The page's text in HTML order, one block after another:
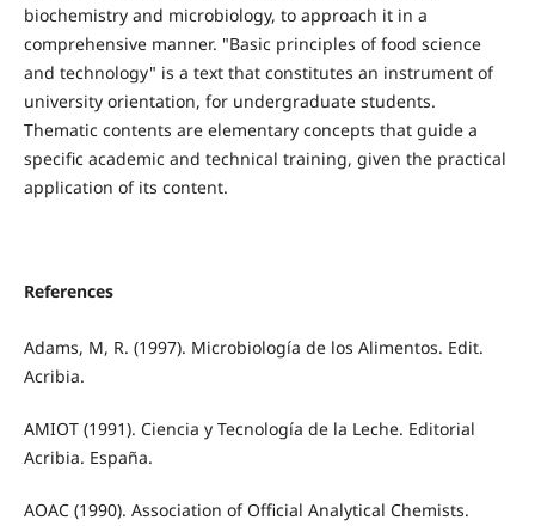
biochemistry and microbiology, to approach it in a
comprehensive manner. "Basic principles of food science
and technology" is a text that constitutes an instrument of
university orientation, for undergraduate students.
Thematic contents are elementary concepts that guide a
specific academic and technical training, given the practical
application of its content.
References
Adams, M, R. (1997). Microbiología de los Alimentos. Edit.
Acribia.
AMIOT (1991). Ciencia y Tecnología de la Leche. Editorial
Acribia. España.
AOAC (1990). Association of Official Analytical Chemists.